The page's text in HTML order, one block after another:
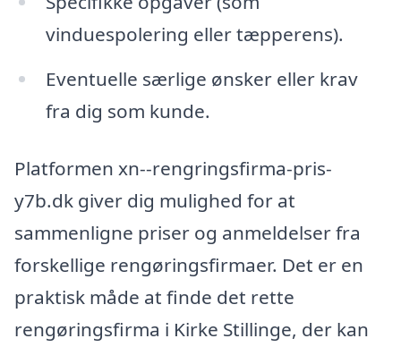
vinduespolering eller tæpperens).
Eventuelle særlige ønsker eller krav
fra dig som kunde.
Platformen xn--rengringsfirma-pris-
y7b.dk giver dig mulighed for at
sammenligne priser og anmeldelser fra
forskellige rengøringsfirmaer. Det er en
praktisk måde at finde det rette
rengøringsfirma i Kirke Stillinge, der kan